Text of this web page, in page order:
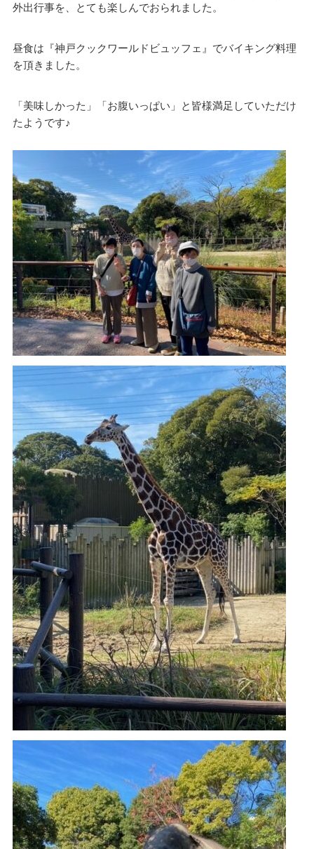
外出行事を、とても楽しんでおられました。
昼食は『神戸クックワールドビュッフェ』でバイキング料理
を頂きました。
「美味しかった」「お腹いっぱい」と皆様満足していただけ
たようです♪